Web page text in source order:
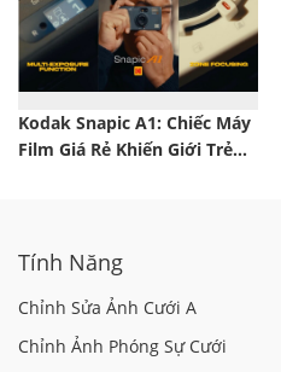
Kodak Snapic A1: Chiếc Máy
Film Giá Rẻ Khiến Giới Trẻ
Tính Năng
Chỉnh Sửa Ảnh Cưới A
Chỉnh Ảnh Phóng Sự Cưới